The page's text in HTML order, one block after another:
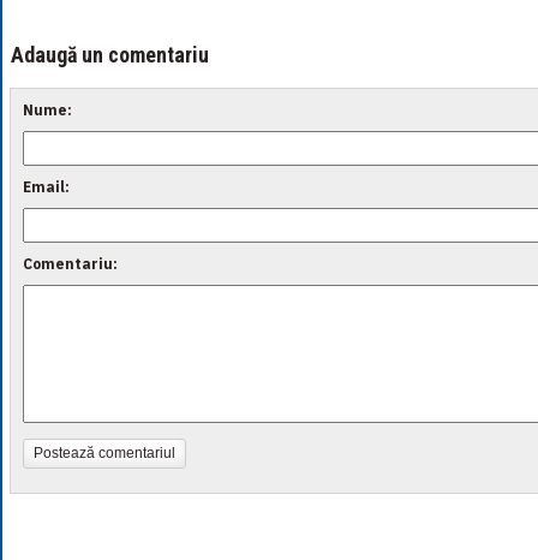
Adaugă un comentariu
Nume:
Email:
Comentariu:
Postează comentariul